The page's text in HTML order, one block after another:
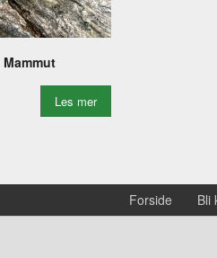
Les mer
Forside Bli